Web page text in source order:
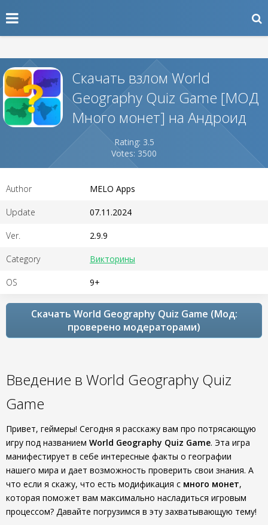
Скачать взлом World
Geography Quiz Game [МОД
Много монет] на Андроид
Rating: 3.5
Votes: 3500
Author MELO Apps
Update 07.11.2024
Ver. 2.9.9
Category Викторины
OS 9+
Скачать World Geography Quiz Game (Мод:
проверено модераторами)
Введение в World Geography Quiz
Game
Привет, геймеры! Сегодня я расскажу вам про потрясающую
игру под названием World Geography Quiz Game. Эта игра
манифестирует в себе интересные факты о географии
нашего мира и дает возможность проверить свои знания. А
что если я скажу, что есть модификация с много монет,
которая поможет вам максимально насладиться игровым
процессом? Давайте погрузимся в эту захватывающую тему!